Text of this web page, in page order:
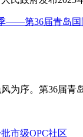
——第36届青岛国
序。第36届青岛
市级OPC社区